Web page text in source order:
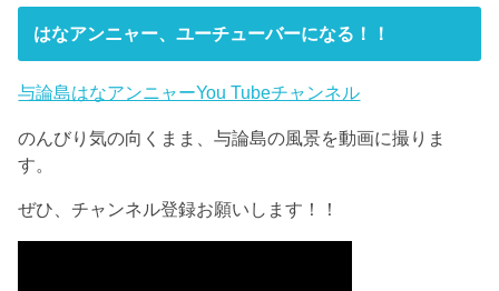
はなアンニャー、ユーチューバーになる！！
与論島はなアンニャーYou Tubeチャンネル
のんびり気の向くまま、与論島の風景を動画に撮りま
す。
ぜひ、チャンネル登録お願いします！！